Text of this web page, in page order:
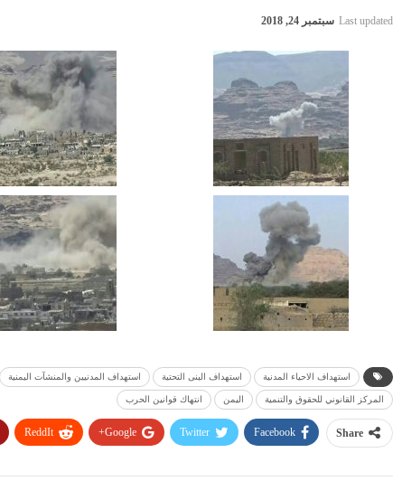
Last updated سبتمبر 24, 2018
استهداف الاحياء المدنية استهداف البنى التحتية استهداف المدنيين والمنشآت اليمنية
المركز القانوني للحقوق والتنمية اليمن انتهاك قوانين الحرب
Share
Facebook
Twitter
Google+
ReddIt